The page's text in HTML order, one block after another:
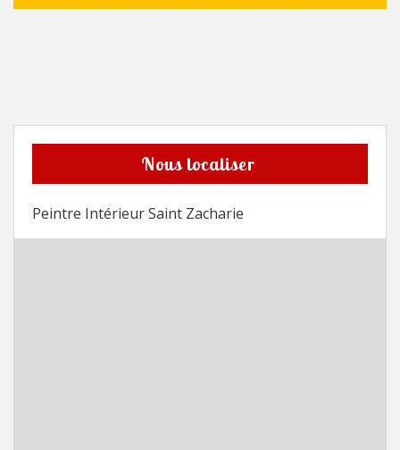
Nous localiser
Peintre Intérieur Saint Zacharie